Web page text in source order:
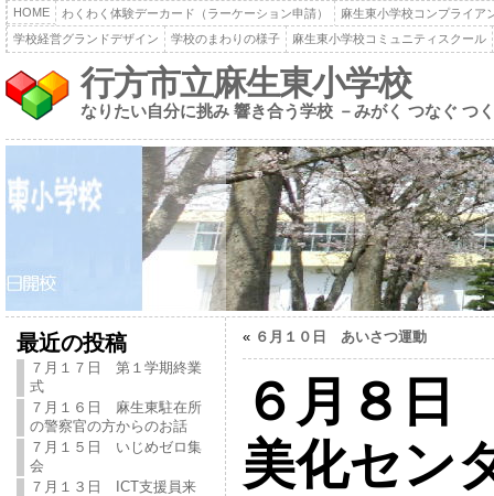
HOME わくわく体験デーカード（ラーケーション申請）
麻生東小学校コンプライア
学校経営グランドデザイン
学校のまわりの様子 麻生東小学校コミュニティスクール
行方市立麻生東小学校
なりたい自分に挑み 響き合う学校 －みがく つなぐ つ
最近の投稿
７月１７日 第１学期終業
式
７月１６日 麻生東駐在所
の警察官の方からのお話
７月１５日 いじめゼロ集
会
７月１３日 ICT支援員来
« ６月１０日 あいさつ運動
６月８
美化セン